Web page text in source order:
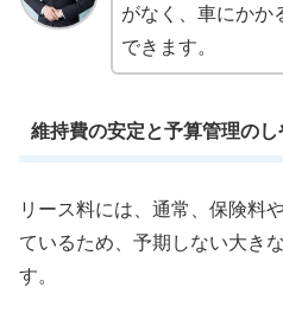
がなく、車にかか
できます。
維持費の安定と予算管理のし
リース料には、通常、保険料
ているため、予期しない大き
す。